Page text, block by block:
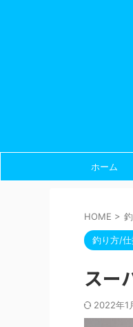
ホーム
HOME >
釣り方/仕
スー
2022年1